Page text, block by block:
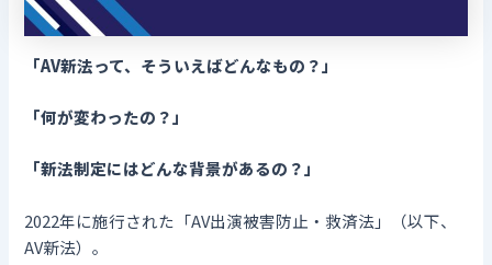
「AV新法って、そういえばどんなもの？」
「何が変わったの？」
「新法制定にはどんな背景があるの？」
2022年に施行された「AV出演被害防止・救済法」（以下、
AV新法）。